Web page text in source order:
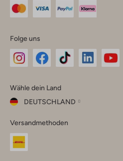
Folge uns
Instagram
Facebook
TikTok
Wähle dein Land
DEUTSCHLAND
dein
Land
Versandmethoden